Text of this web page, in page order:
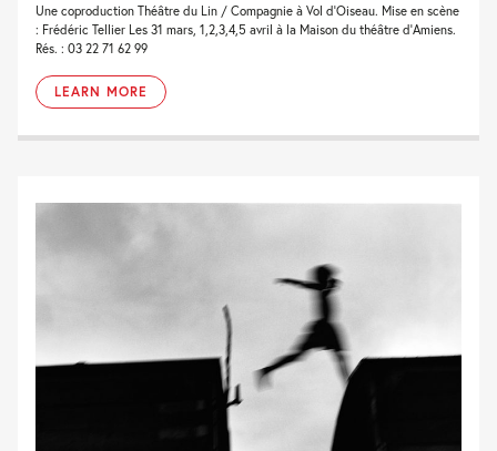
Une coproduction Théâtre du Lin / Compagnie à Vol d'Oiseau. Mise en scène
: Frédéric Tellier Les 31 mars, 1,2,3,4,5 avril à la Maison du théâtre d'Amiens.
Rés. : 03 22 71 62 99
LEARN MORE